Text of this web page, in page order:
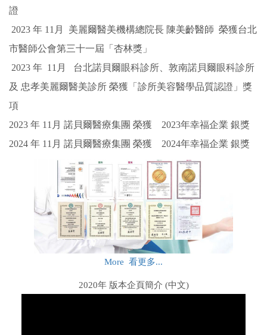
證
2023 年 11月 美麗爾醫美機構總院長 陳美齡醫師 榮獲台北
市醫師公會第三十一屆「杏林獎」
2023 年 11月 台北諾貝爾眼科診所、敦南諾貝爾眼科診所
及 忠孝美麗爾醫美診所 榮獲「診所美容醫學品質認證」獎
項
2023 年 11月 諾貝爾醫療集團 榮獲 2023年幸福企業 銀獎
2024 年 11月 諾貝爾醫療集團 榮獲 2024年幸福企業 銀獎
More 看更多...
2020年 版本企頁簡介 (中文)